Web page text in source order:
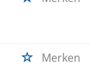
Merken